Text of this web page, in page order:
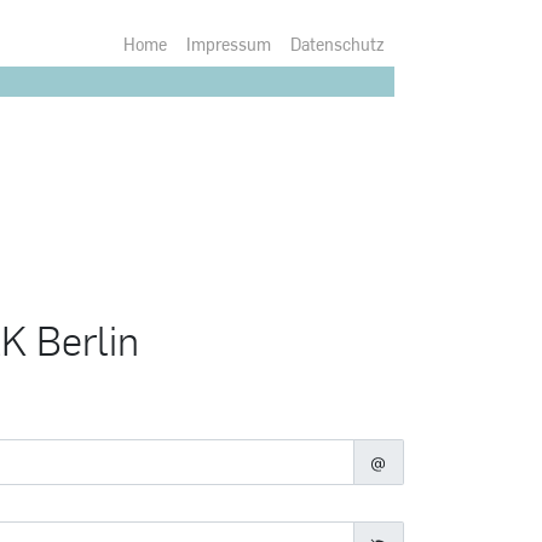
Home Impressum Datenschutz
Berlin